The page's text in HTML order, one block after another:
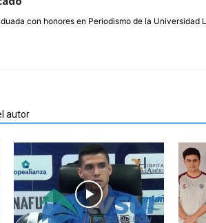
con honores en Periodismo de la Universidad
autor